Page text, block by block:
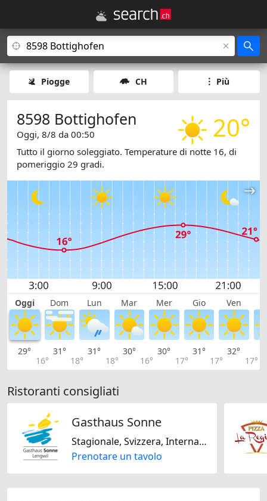
Piogge CH Più
20°
8598 Bottighofen
Oggi, 8/8 da 00:50
Tutto il giorno soleggiato. Temperature di notte 16, di
pomeriggio 29 gradi.
Oggi Dom Lun Mar Mer Gio Ven
29°
16°
31°
18°
31°
18°
30°
16°
30°
17°
31°
17°
32°
17°
Ristoranti consigliati
Gasthaus Sonne
Stagionale, Svizzera, Internazionale, Regionale, Senza lattosio, Senza glutine
Prenotare un tavolo